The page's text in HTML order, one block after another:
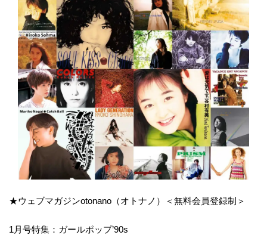
★ウェブマガジンotonano（オトナノ）＜無料会員登録制＞
1月号特集：ガールポップ’90s